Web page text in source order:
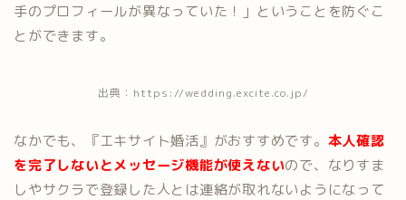
手のプロフィールが異なっていた！」ということを防ぐこ
とができます。
出典：https://wedding.excite.co.jp/
なかでも、『エキサイト婚活』がおすすめです。 本人確認
を完了しないとメッセージ機能が使えないので、なりすま
しやサクラで登録した人とは連絡が取れないようになって